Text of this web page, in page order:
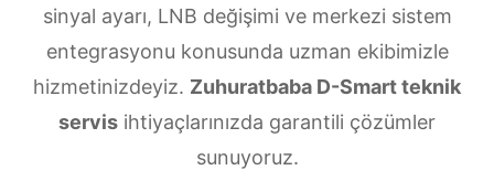
sinyal ayarı, LNB değişimi ve merkezi sistem
entegrasyonu konusunda uzman ekibimizle
hizmetinizdeyiz. Zuhuratbaba D-Smart teknik
servis ihtiyaçlarınızda garantili çözümler
sunuyoruz.